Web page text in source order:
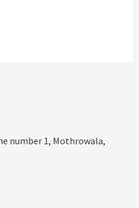
number 1, Mothrowala,